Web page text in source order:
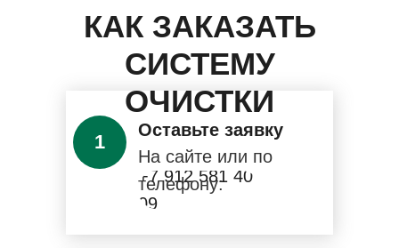
Оставьте заявку
1
+7 912 581 40
09
На сайте или по
телефону:
КАК ЗАКАЗАТЬ
СИСТЕМУ
ОЧИСТКИ